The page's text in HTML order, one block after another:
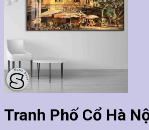
Tranh Phố Cổ Hà